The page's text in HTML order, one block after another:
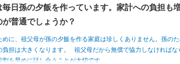
日孫の夕飯を作っています。家計への負担も
普通でしょうか？
に、祖父母が孫の夕飯を作る家庭は珍しくありません。孫の
負担は大きくなります。 祖父母だから無償で協力しなければな
を早めに話し合うことが大切です。